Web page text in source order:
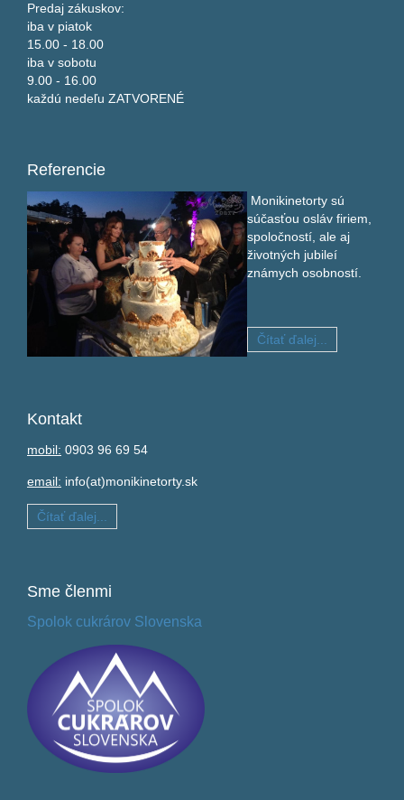
Predaj zákuskov:
iba v piatok
15.00 - 18.00
iba v sobotu
9.00 - 16.00
každú nedeľu ZATVORENÉ
Referencie
Monikinetorty sú
súčasťou osláv firiem,
spoločností, ale aj
životných jubileí
známych osobností.
Čítať ďalej...
Kontakt
mobil: 0903 96 69 54
email: info(at)monikinetorty.sk
Čítať ďalej...
Sme členmi
Spolok cukrárov Slovenska